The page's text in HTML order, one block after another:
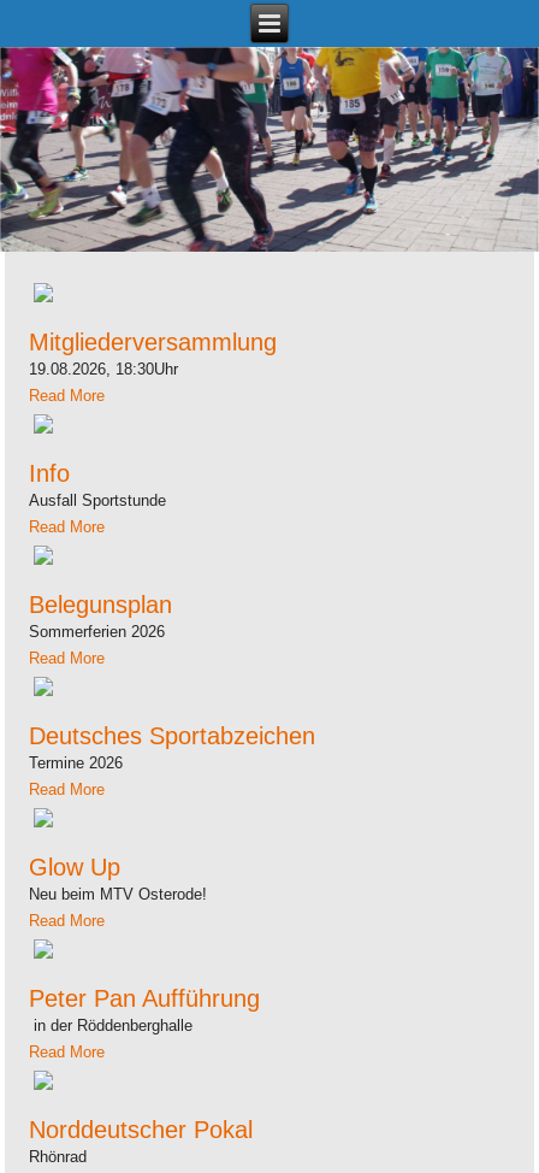
Willkommen
Mitgliederversammlung
19.08.2026, 18:30Uhr
Read More
Info
Ausfall Sportstunde
Read More
Belegunsplan
Sommerferien 2026
Read More
Deutsches Sportabzeichen
Termine 2026
Read More
Glow Up
Neu beim MTV Osterode!
Read More
Peter Pan Aufführung
in der Röddenberghalle
Read More
Norddeutscher Pokal
Rhönrad